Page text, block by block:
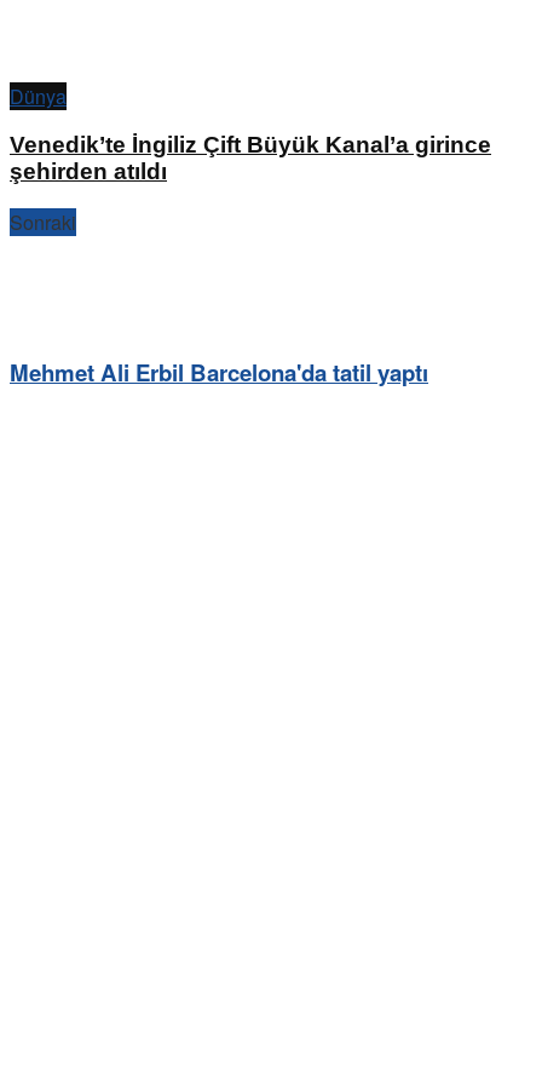
Dünya
Venedik’te İngiliz Çift Büyük Kanal’a girince
şehirden atıldı
Sonraki
Mehmet Ali Erbil Barcelona'da tatil yaptı